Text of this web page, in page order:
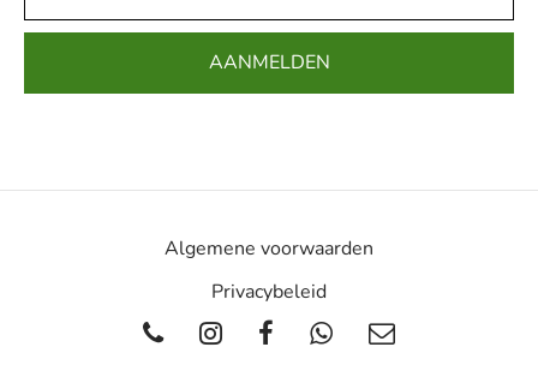
Algemene voorwaarden
Privacybeleid